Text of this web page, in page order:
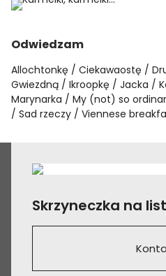
Odwiedzam
Allochtonkę Ciekawaostę
Gwiezdną
Ikroopkę Jacka
Marynarka
My (not) so
Sad rzeczy
Viennese
Skrzyneczka na